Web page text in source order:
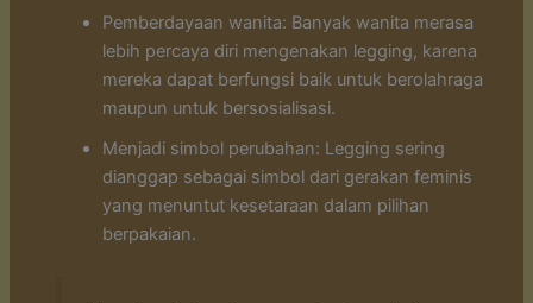
Pemberdayaan wanita: Banyak wanita merasa
lebih percaya diri mengenakan legging, karena
mereka dapat berfungsi baik untuk berolahraga
maupun untuk bersosialisasi.
Menjadi simbol perubahan: Legging sering
dianggap sebagai simbol dari gerakan feminis
yang menuntut kesetaraan dalam pilihan
berpakaian.